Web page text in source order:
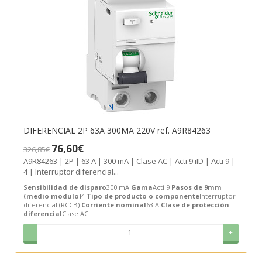
DIFERENCIAL 2P 63A 300MA 220V ref. A9R84263
326,85€ 76,60€
A9R84263 | 2P | 63 A | 300 mA | Clase AC | Acti 9 iID | Acti 9 |
4 | Interruptor diferencial...
Sensibilidad de disparo300 mA GamaActi 9 Pasos de 9mm
(medio modulo)4 Tipo de producto o componenteInterruptor
diferencial (RCCB) Corriente nominal63 A Clase de protección
diferencialClase AC
- +